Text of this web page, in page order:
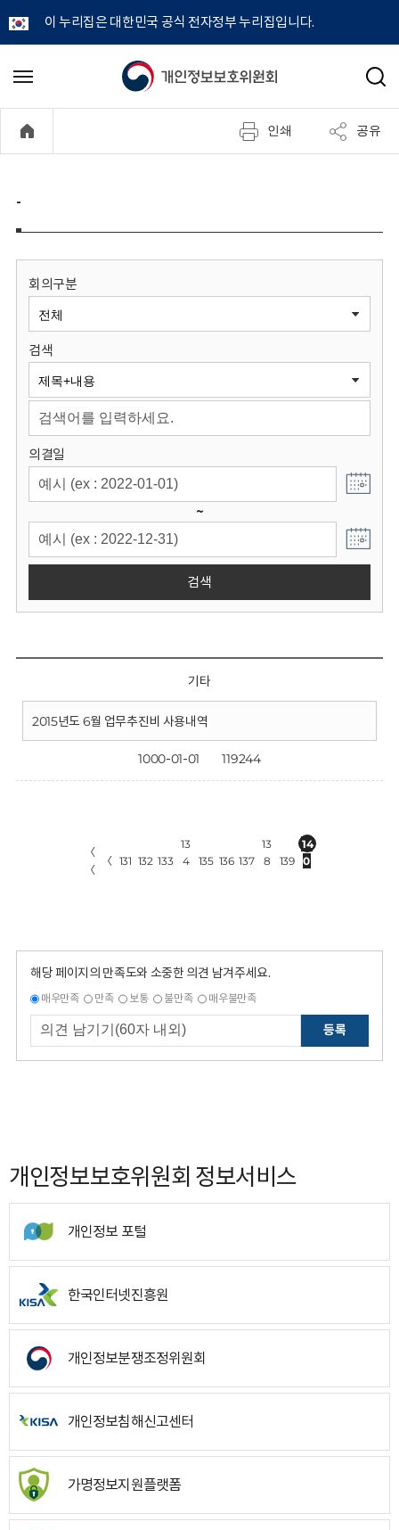
이 누리집은 대한민국 공식 전자정부 누리집입니다.
개
정
보
원
회
메
기
검
인쇄 공유
-
회의구분
검색
의결일
~
검색
기타
2015년도 6월 업무추진비 사용내역
1000-01-01 119244
〈
〈
〈 131 132 133
13
4
135 136 137
13
8
139
14
0
해당 페이지의 만족도와 소중한 의견 남겨주세요.
매우만족 만족 보통 불만족 매우불만족
등록
개인정보보호위원회 정보서비스
개인정보 포털
한국인터넷진흥원
개인정보분쟁조정위원회
개인정보침해신고센터
가명정보지원플랫폼